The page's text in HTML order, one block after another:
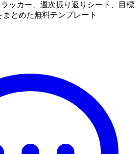
ッカー、週次振り返りシート、目標
とめた無料テンプレート